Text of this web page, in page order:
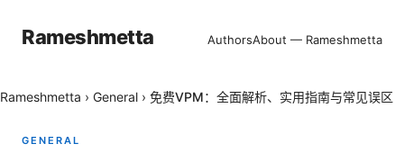
Rameshmetta AuthorsAbout — Rameshmetta
Rameshmetta › General › 免费VPM：全面解析、实用指南与常见误区
GENERAL